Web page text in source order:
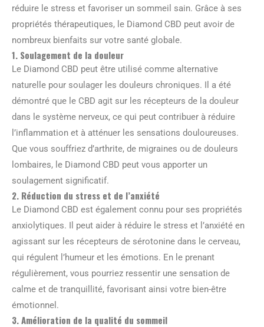
réduire le stress et favoriser un sommeil sain. Grâce à ses
propriétés thérapeutiques, le Diamond CBD peut avoir de
nombreux bienfaits sur votre santé globale.
1. Soulagement de la douleur
Le Diamond CBD peut être utilisé comme alternative
naturelle pour soulager les douleurs chroniques. Il a été
démontré que le CBD agit sur les récepteurs de la douleur
dans le système nerveux, ce qui peut contribuer à réduire
l’inflammation et à atténuer les sensations douloureuses.
Que vous souffriez d’arthrite, de migraines ou de douleurs
lombaires, le Diamond CBD peut vous apporter un
soulagement significatif.
2. Réduction du stress et de l’anxiété
Le Diamond CBD est également connu pour ses propriétés
anxiolytiques. Il peut aider à réduire le stress et l’anxiété en
agissant sur les récepteurs de sérotonine dans le cerveau,
qui régulent l’humeur et les émotions. En le prenant
régulièrement, vous pourriez ressentir une sensation de
calme et de tranquillité, favorisant ainsi votre bien-être
émotionnel.
3. Amélioration de la qualité du sommeil